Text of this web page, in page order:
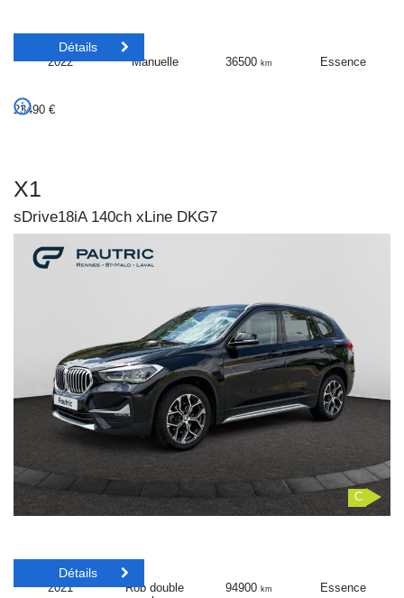
2022 Manuelle 36500km Essence
23490 €
Détails
X1
sDrive18iA 140ch xLine DKG7
C
2021
Rob double
94900km Essence
Détails